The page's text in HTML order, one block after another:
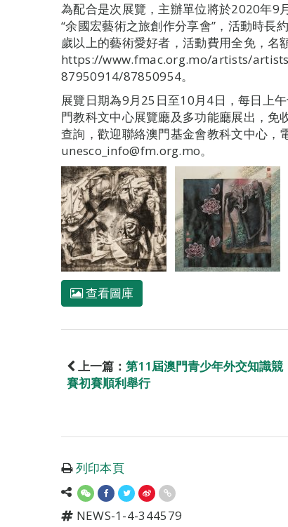
為配合是次展覽，主辦單位將於2020年9
“余國宏藝術之旅創作分享會”，活動時長
歲以上的藝術愛好者，活動費用全免，名
https://www.fmac.org.mo/artists/
87950914/87850954。
展覽日期為9月25日至10月4日，每日上
門教科文中心展覽廳及多功能廳展出，
查詢，歡迎聯絡澳門基金會教科文中心，
unesco_info@fm.org.mo。
查看圖庫
上一篇： 第11屆澳門青少年外交知識競
賽初賽順利舉行
列印本頁
NEWS-1-4-344579